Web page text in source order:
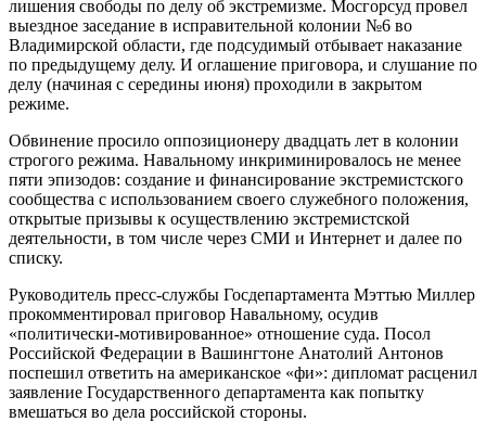
лишения свободы по делу об экстремизме. Мосгорсуд провел
выездное заседание в исправительной колонии №6 во
Владимирской области, где подсудимый отбывает наказание
по предыдущему делу. И оглашение приговора, и слушание по
делу (начиная с середины июня) проходили в закрытом
режиме.
Обвинение просило оппозиционеру двадцать лет в колонии
строгого режима. Навальному инкриминировалось не менее
пяти эпизодов: создание и финансирование экстремистского
сообщества с использованием своего служебного положения,
открытые призывы к осуществлению экстремистской
деятельности, в том числе через СМИ и Интернет и далее по
списку.
Руководитель пресс-службы Госдепартамента Мэттью Миллер
прокомментировал приговор Навальному, осудив
«политически-мотивированное» отношение суда. Посол
Российской Федерации в Вашингтоне Анатолий Антонов
поспешил ответить на американское «фи»: дипломат расценил
заявление Государственного департамента как попытку
вмешаться во дела российской стороны.